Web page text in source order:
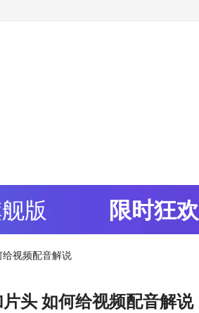
版 限时狂欢
视频配音解说
头 如何给视频配音解说